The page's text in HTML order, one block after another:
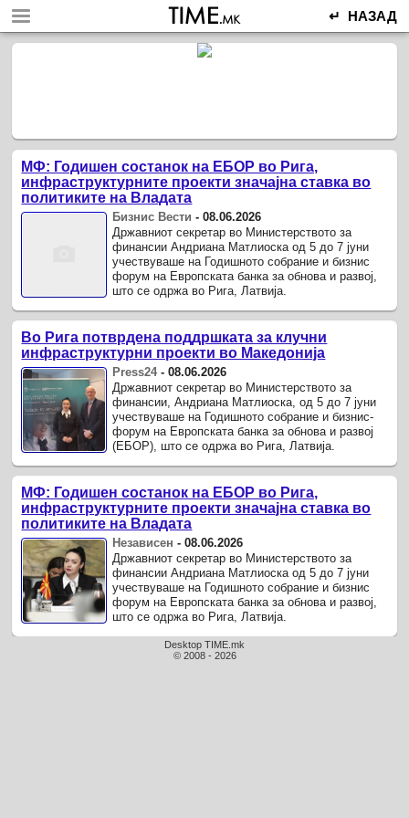
↵ НАЗАД
МФ: Годишен состанок на ЕБОР во Рига,
инфраструктурните проекти значајна ставка во
политиките на Владата
Бизнис Вести -08.06.2026
Државниот секретар во Министерството за
финансии Андриана Матлиоска од 5 до 7 јуни
учествуваше на Годишното собрание и бизнис
форум на Европската банка за обнова и развој,
што се одржа во Рига, Латвија.
Во Рига потврдена поддршката за клучни
инфраструктурни проекти во Македонија
Press24-08.06.2026
Државниот секретар во Министерството за
финансии, Андриана Матлиоска, од 5 до 7 јуни
учествуваше на Годишното собрание и бизнис-
форум на Европската банка за обнова и развој
(ЕБОР), што се одржа во Рига, Латвија.
МФ: Годишен состанок на ЕБОР во Рига,
инфраструктурните проекти значајна ставка во
политиките на Владата
Независен -08.06.2026
Државниот секретар во Министерството за
финансии Андриана Матлиоска од 5 до 7 јуни
учествуваше на Годишното собрание и бизнис
форум на Европската банка за обнова и развој,
што се одржа во Рига, Латвија.
Desktop TIME.mk
© 2008 - 2026